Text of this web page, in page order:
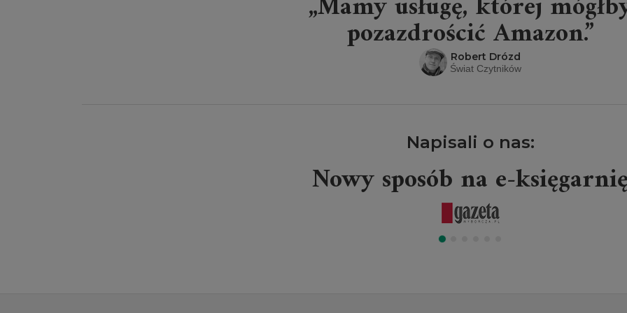
pozazdrościć Amazon.”
Robert Drózd
Świat Czytników
Napisali o nas:
Nowy sposób na e-